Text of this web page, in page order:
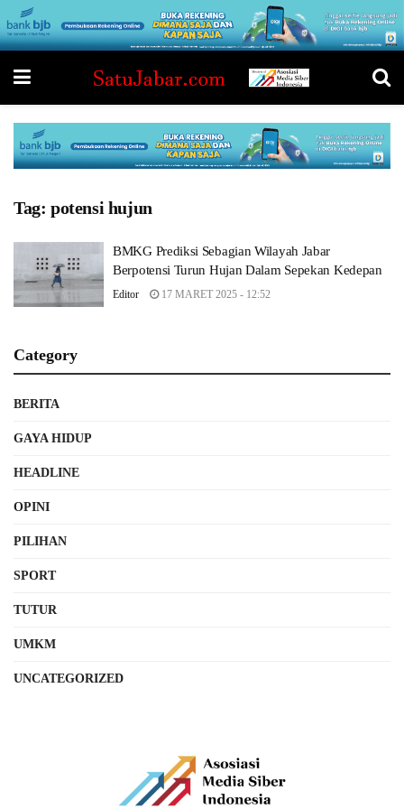
Tag: potensi hujun
BMKG Prediksi Sebagian Wilayah Jabar
Berpotensi Turun Hujan Dalam Sepekan Kedepan
Editor 17 MARET 2025 - 12:52
Category
BERITA
GAYA HIDUP
HEADLINE
OPINI
PILIHAN
SPORT
TUTUR
UMKM
UNCATEGORIZED